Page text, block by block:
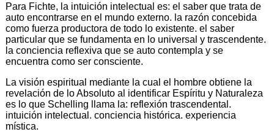
Para Fichte, la intuición intelectual es: el saber que trata de
auto encontrarse en el mundo externo. la razón concebida
como fuerza productora de todo lo existente. el saber
particular que se fundamenta en lo universal y trascendente.
la conciencia reflexiva que se auto contempla y se
encuentra como ser consciente.
La visión espiritual mediante la cual el hombre obtiene la
revelación de lo Absoluto al identificar Espíritu y Naturaleza
es lo que Schelling llama la: reflexión trascendental.
intuición intelectual. conciencia histórica. experiencia
mística.